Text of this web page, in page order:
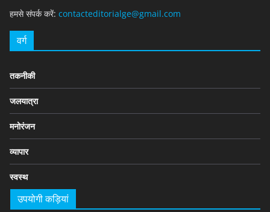
हमसे संपर्क करें: contacteditorialge@gmail.com
वर्ग
तकनीकी
जलयात्रा
मनोरंजन
व्यापार
स्वस्थ
उपयोगी कड़ियां